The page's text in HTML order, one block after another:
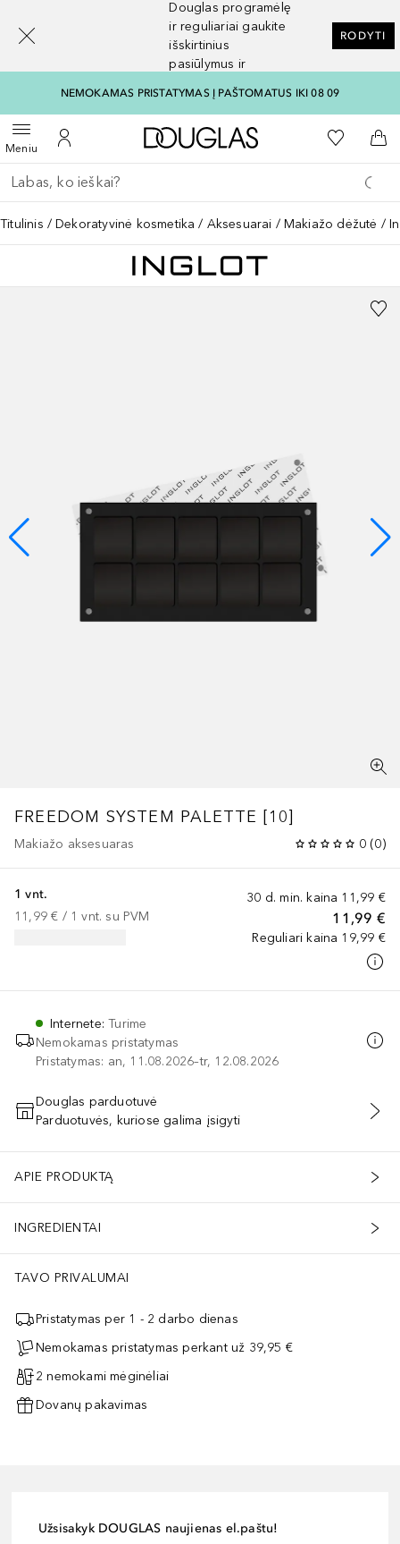
Douglas programėlę
ir reguliariai gaukite
išskirtinius
pasiūlymus ir
RODYTI
NEMOKAMAS PRISTATYMAS Į PAŠTOMATUS IKI 08 09
MeniuAtidaryti meniuĮ mano paskyrą
Į Douglas pagrindinį
Į mano
Į
Grįžk atgal
Vykdykite paiešką
Titulinis Dekoratyvinė kosmetika Aksesuarai Makiažo dėžutė
FREEDOM SYSTEM PALETTE [10]
Makiažo aksesuaras 0 (0)
30 d. min. kaina 11,99 €
11,99 €
Reguliari kaina 19,99 €
1 vnt.
11,99 € / 1 vnt. su PVM
Internete:Turime
Nemokamas pristatymas
Pristatymas: an, 11.08.2026–tr, 12.08.2026
PRIDĖTI Į KREPŠELĮ
Douglas parduotuvė
Parduotuvės, kuriose galima įsigyti
APIE PRODUKTĄ
INGREDIENTAI
TAVO PRIVALUMAI
Pristatymas per 1 - 2 darbo dienas
Nemokamas pristatymas perkant už 39,95 €
2 nemokami mėginėliai
Dovanų pakavimas
Užsisakyk DOUGLAS naujienas el.paštu!
[navigation.slideout.screenreader]